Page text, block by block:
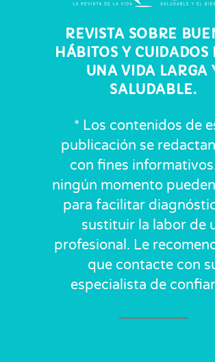
REVISTA SOBRE
HÁBITOS Y CUIDADOS
UNA VIDA LARGA
SALUDABLE.
* Los contenidos de
publicación se
con fines
ningún momento
para facilitar
sustituir la labor de
profesional. Le
que contacte con
especialista de